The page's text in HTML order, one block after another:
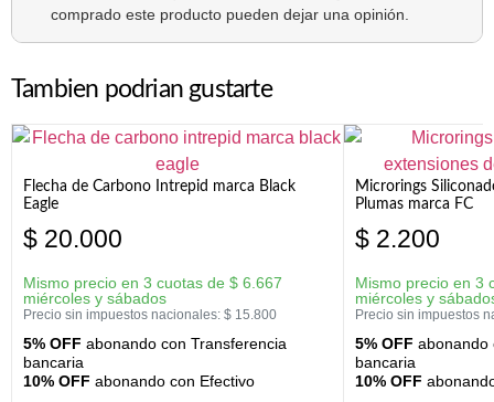
comprado este producto pueden dejar una opinión.
Tambien podrian gustarte
Flecha de Carbono Intrepid marca Black
Eagle
$ 20.000
Mismo precio en 3 cuotas de $ 6.667
miércoles y sábados
Precio sin impuestos nacionales: $ 15.800
5% OFF abonando con Transferencia
bancaria
10% OFF abonando con Efectivo
Microrings
Plumas marca FC
$ 2.200
Mismo precio en 3
miércoles y
Precio sin impuestos
5% OFF abonando
bancaria
10% OFF